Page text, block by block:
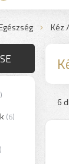
Kéz
(6)
6